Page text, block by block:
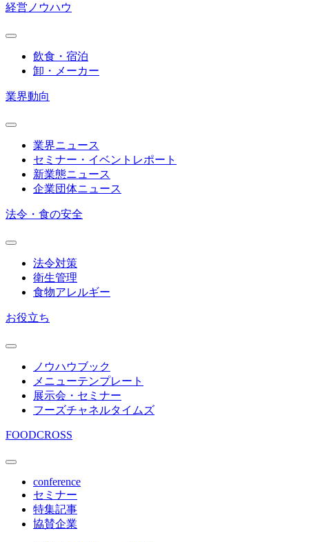
経営ノウハウ
飲食・宿泊
卸・メーカー
業界動向
業界ニュース
セミナー・イベントレポート
新業態ニュース
企業団体ニュース
法令・食の安全
法令対策
衛生管理
食物アレルギー
お役立ち
ノウハウブック
メニューテンプレート
展示会・セミナー
フーズチャネルタイムズ
FOODCROSS
conference
セミナー
特集記事
協賛企業